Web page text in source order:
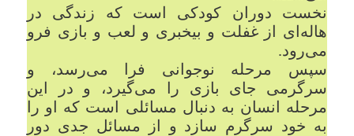
نخست دوران کودکی است که زندگی در
هاله‌ای از غفلت و بیخبری و لعب و بازی فرو
می‌رود.
سپس مرحله نوجوانی فرا می‌رسد، و
سرگرمی جای بازی را می‌گیرد، و در این
مرحله انسان به دنبال مسائلی است که او را
به خود سرگرم سازد و از مسائل جدی دور